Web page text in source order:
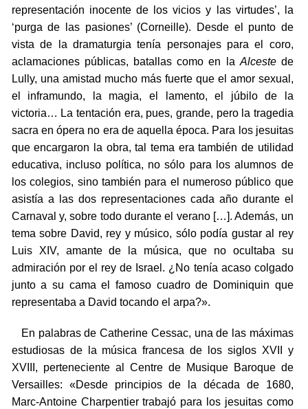
representación inocente de los vicios y las virtudes’, la
‘purga de las pasiones’ (Corneille). Desde el punto de
vista de la dramaturgia tenía personajes para el coro,
aclamaciones públicas, batallas como en la Alcestede
Lully, una amistad mucho más fuerte que el amor sexual,
el inframundo, la magia, el lamento, el júbilo de la
victoria… La tentación era, pues, grande, pero la tragedia
sacra en ópera no era de aquella época. Para los jesuitas
que encargaron la obra, tal tema era también de utilidad
educativa, incluso política, no sólo para los alumnos de
los colegios, sino también para el numeroso público que
asistía a las dos representaciones cada año durante el
Carnaval y, sobre todo durante el verano […]. Además, un
tema sobre David, rey y músico, sólo podía gustar al rey
Luis XIV, amante de la música, que no ocultaba su
admiración por el rey de Israel. ¿No tenía acaso colgado
junto a su cama el famoso cuadro de Dominiquin que
representaba a David tocando el arpa?».
En palabras de Catherine Cessac, una de las máximas
estudiosas de la música francesa de los siglos XVII y
XVIII, perteneciente al Centre de Musique Baroque de
Versailles: «Desde principios de la década de 1680,
Marc-Antoine Charpentier trabajó para los jesuitas como